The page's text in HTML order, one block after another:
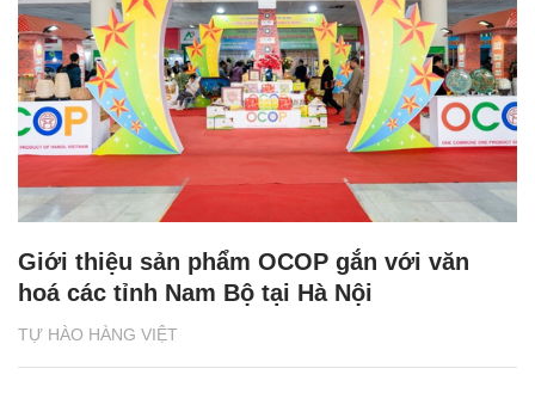
TỰ HÀO HÀNG VIỆT
Giới thiệu sản phẩm OCOP gắn với văn
hoá các tỉnh Nam Bộ tại Hà Nội